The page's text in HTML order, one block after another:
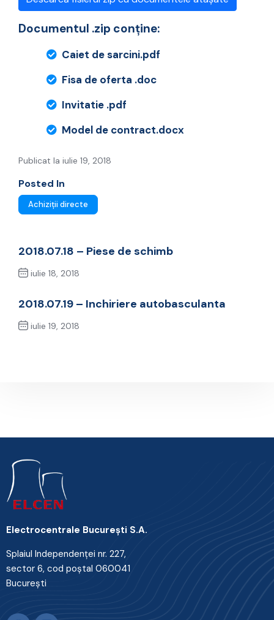
Documentul .zip conține:
Caiet de sarcini.pdf
Fisa de oferta .doc
Invitatie .pdf
Model de contract.docx
Publicat la iulie 19, 2018
Posted In
Achiziții directe
2018.07.18 – Piese de schimb
iulie 18, 2018
2018.07.19 – Inchiriere autobasculanta
iulie 19, 2018
Electrocentrale Bucureşti S.A.
Splaiul Independenţei nr. 227,
sector 6, cod poştal 060041
Bucureşti